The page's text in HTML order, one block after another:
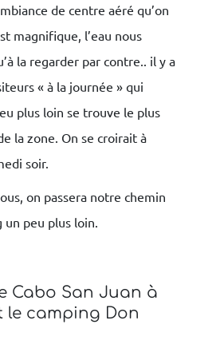
de centre aéré qu’on
magnifique, l’eau nous
la regarder par contre.. il y a
« à la journée » qui
plus loin se trouve le plus
la zone. On se croirait à
soir.
on passera notre chemin
peu plus loin.
Cabo San Juan à
le camping Don